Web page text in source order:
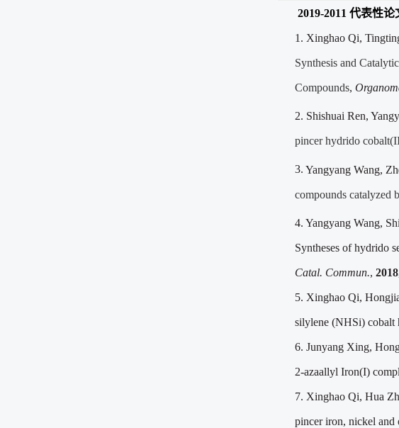
2019-2011 代表性论
1. Xinghao Qi,
Synthesis and
Compounds,
2. Shishuai Ren,
pincer hydrido
3. Yangyang Wang,
compounds catalyzed
4. Yangyang Wang,
Syntheses of hydrido
Catal. Commun., 2018
5. Xinghao Qi,
silylene (NHSi) cobalt
6. Junyang Xing,
2-azaallyl Iron(I)
7. Xinghao Qi, Hua
pincer iron, nickel and